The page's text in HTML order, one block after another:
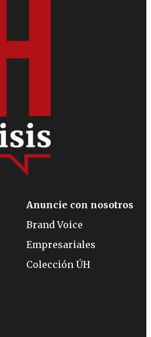
Anuncie con nosotros
Brand Voice
Empresariales
Colección ÚH